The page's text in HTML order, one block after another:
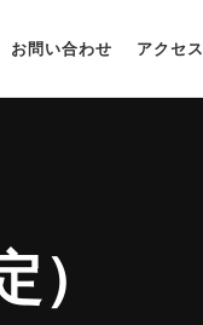
お問い合わせ アクセス